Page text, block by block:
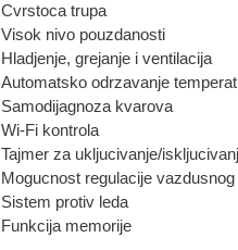
Cvrstoca trupa
Visok nivo pouzdanosti
Hladjenje, grejanje i ventilacija
Automatsko odrzavanje
Samodijagnoza kvarova
Wi-Fi kontrola
Tajmer za ukljucivanje/
Mogucnost regulacije
Sistem protiv leda
Funkcija memorije